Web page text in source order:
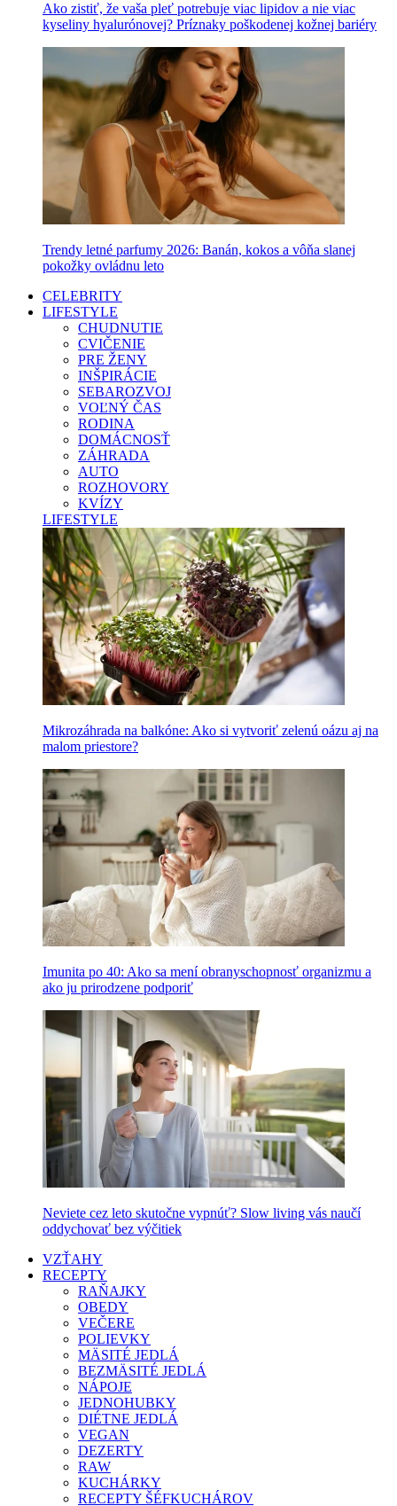
Ako zistiť, že vaša pleť potrebuje viac lipidov a nie viac
kyseliny hyalurónovej? Príznaky poškodenej kožnej bariéry
Trendy letné parfumy 2026: Banán, kokos a vôňa slanej
pokožky ovládnu leto
CELEBRITY
LIFESTYLE
CHUDNUTIE
CVIČENIE
PRE ŽENY
INŠPIRÁCIE
SEBAROZVOJ
VOĽNÝ ČAS
RODINA
DOMÁCNOSŤ
ZÁHRADA
AUTO
ROZHOVORY
KVÍZY
LIFESTYLE
Mikrozáhrada na balkóne: Ako si vytvoriť zelenú oázu aj na
malom priestore?
Imunita po 40: Ako sa mení obranyschopnosť organizmu a
ako ju prirodzene podporiť
Neviete cez leto skutočne vypnúť? Slow living vás naučí
oddychovať bez výčitiek
VZŤAHY
RECEPTY
RAŇAJKY
OBEDY
VEČERE
POLIEVKY
MÄSITÉ JEDLÁ
BEZMÄSITÉ JEDLÁ
NÁPOJE
JEDNOHUBKY
DIÉTNE JEDLÁ
VEGAN
DEZERTY
RAW
KUCHÁRKY
RECEPTY ŠÉFKUCHÁROV